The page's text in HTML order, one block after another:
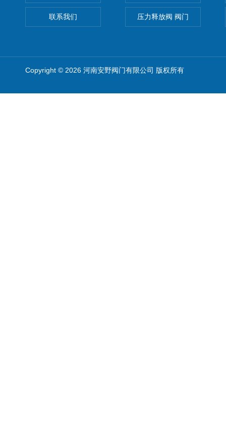
联系我们 压力释放阀 阀门
Copyright © 2026 河南安野阀门有限公司 版权所有